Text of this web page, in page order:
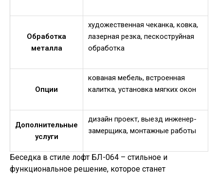
Обработка
металла
художественная чеканка, ковка,
лазерная резка, пескоструйная
обработка
Опции
кованая мебель, встроенная
калитка, установка мягких окон
Дополнительные
услуги
дизайн проект, выезд инженер-
замерщика, монтажные работы
Беседка в стиле лофт БЛ-064 – стильное и
функциональное решение, которое станет